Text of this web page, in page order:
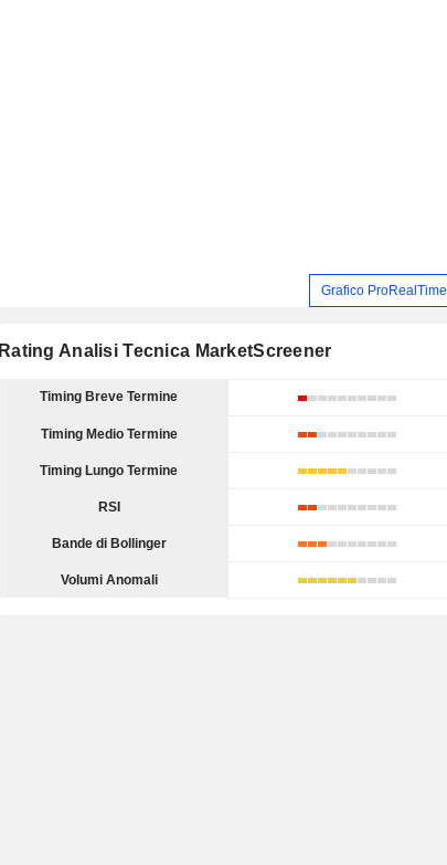
Grafico ProRealTime
Rating Analisi Tecnica MarketScreener
Timing Breve Termine
Timing Medio Termine
Timing Lungo Termine
RSI
Bande di Bollinger
Volumi Anomali